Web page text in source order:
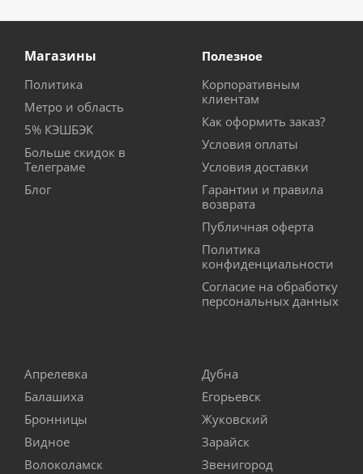
Магазины
Политика
Метро и область
5% КЭШБЭК
Больше скидок в
Телеграме
Блог
Полезное
Корпоративным
клиентам
Как оформить заказ?
Условия оплаты
Условия доставки
Гарантии и правила
возврата
Публичная оферта
Политика
конфиденциальности
Согласие на обработку
персональных данных
Апрелевка
Балашиха
Бронницы
Видное
Волоколамск
Дубна
Егорьевск
Жуковский
Зарайск
Звенигород